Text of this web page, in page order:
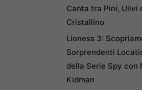
Canta tra Pini, Ulivi
Cristallino
Lioness 3:
Sorprendenti
della Serie Spy con
Kidman